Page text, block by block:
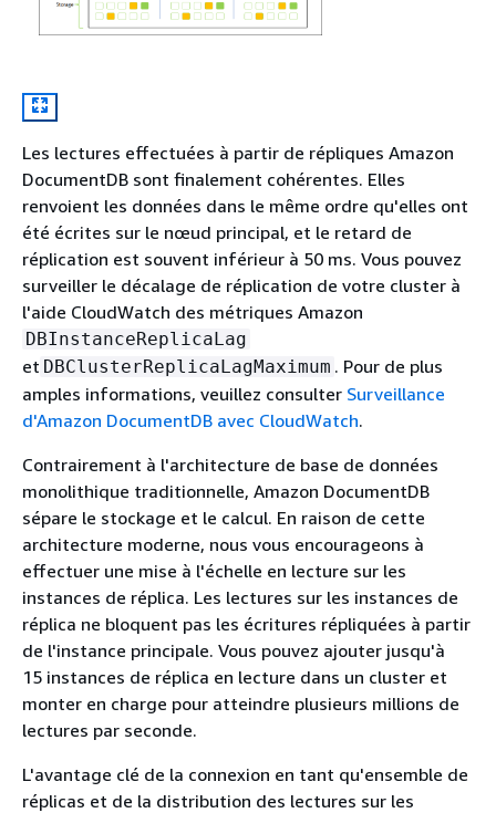
Les lectures effectuées à partir de répliques Amazon
DocumentDB sont finalement cohérentes. Elles
renvoient les données dans le même ordre qu'elles ont
été écrites sur le nœud principal, et le retard de
réplication est souvent inférieur à 50 ms. Vous pouvez
surveiller le décalage de réplication de votre cluster à
l'aide CloudWatch des métriques Amazon
DBInstanceReplicaLag
et DBClusterReplicaLagMaximum . Pour de plus
amples informations, veuillez consulter Surveillance
d'Amazon DocumentDB avec CloudWatch.
Contrairement à l'architecture de base de données
monolithique traditionnelle, Amazon DocumentDB
sépare le stockage et le calcul. En raison de cette
architecture moderne, nous vous encourageons à
effectuer une mise à l'échelle en lecture sur les
instances de réplica. Les lectures sur les instances de
réplica ne bloquent pas les écritures répliquées à partir
de l'instance principale. Vous pouvez ajouter jusqu'à
15 instances de réplica en lecture dans un cluster et
monter en charge pour atteindre plusieurs millions de
lectures par seconde.
L'avantage clé de la connexion en tant qu'ensemble de
réplicas et de la distribution des lectures sur les